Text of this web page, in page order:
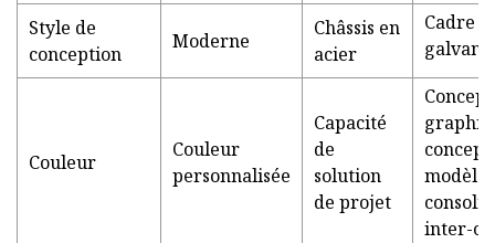
Style de
conception
Moderne
Châssis en
acier
Cadre
Couleur
Couleur
personnalisée
Capacité
de
solution
de projet
inter-